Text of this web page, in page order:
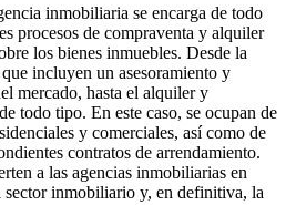
inmobiliaria se encarga de todo
procesos de compraventa y alquiler
los bienes inmuebles. Desde la
incluyen un asesoramiento y
mercado, hasta el alquiler y
todo tipo. En este caso, se ocupan de
y comerciales, así como de
contratos de arrendamiento.
a las agencias inmobiliarias en
sector inmobiliario y, en definitiva, la